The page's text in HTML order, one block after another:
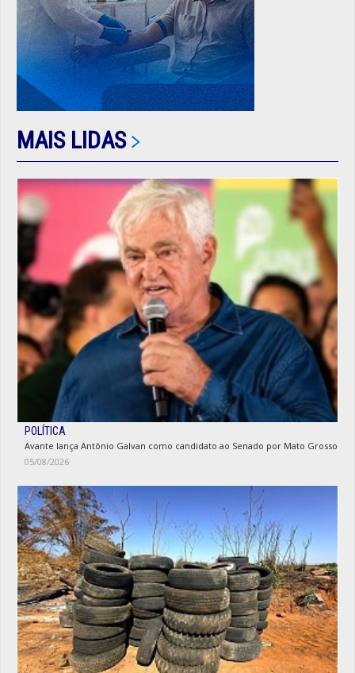
MAIS LIDAS
POLÍTICA
Avante lança Antônio Galvan como candidato ao Senado por Mato Grosso
05/08/2026